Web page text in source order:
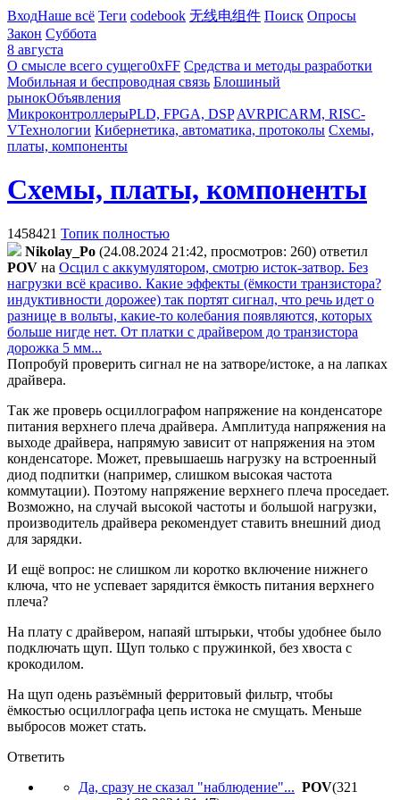
ВходНаше всё Теги codebook 无线电组件 Поиск Опросы
Закон Суббота
8 августа
О смысле всего сущего0xFF Средства и методы разработки
Мобильная и беспроводная связь Блошиный
рынокОбъявления
МикроконтроллерыPLD, FPGA, DSP AVRPICARM, RISC-
VТехнологии Кибернетика, автоматика, протоколы Схемы,
платы, компоненты
Схемы, платы, компоненты
1458421 Топик полностью
Nikolay_Po (24.08.2024 21:42, просмотров: 260) ответил
POV на Осцил с аккумулятором, смотрю исток-затвор. Без
нагрузки всё красиво. Какие эффекты (ёмкости транзистора?
индуктивности дорожее) так портят сигнал, что речь идет о
разнице в вольты, какие-то колебания появляются, которых
больше нигде нет. От платки с драйвером до транзистора
дорожка 5 мм...
Попробуй проверить сигнал не на затворе/истоке, а на лапках
драйвера.
Так же проверь осциллографом напряжение на конденсаторе
питания верхнего плеча драйвера. Амплитуда напряжения на
выходе драйвера, напрямую зависит от напряжения на этом
конденсаторе. Может, превышаешь нагрузку на встроенный
диод подпитки (например, слишком высокая частота
коммутации). Поэтому напряжение верхнего плеча проседает.
Возможно, на случай высокой частоты и большой нагрузки,
производитель драйвера рекомендует ставить внешний диод
для зарядки.
И ещё вопрос: не слишком ли коротко включение нижнего
ключа, что не успевает зарядится ёмкость питания верхнего
плеча?
На плату с драйвером, напаяй штырьки, чтобы удобнее было
подключать щуп. Щуп только с пружинкой, без хвоста с
крокодилом.
На щуп одень разъёмный ферритовый фильтр, чтобы
ёмкостью осциллографа цепь истока не смущать. Меньше
выбросов может стать.
Ответить
Да, сразу не сказал "наблюдение"... POV(321